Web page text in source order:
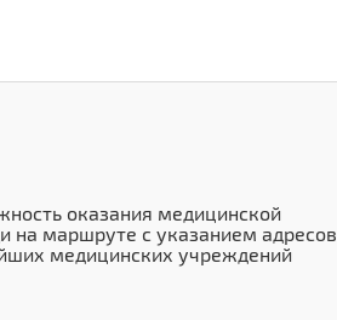
оказания медицинской
на маршруте с указанием адресов
медицинских учреждений